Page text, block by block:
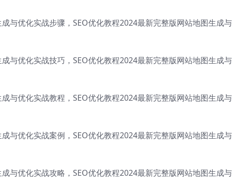
与优化实战步骤，SEO优化教程2024最新完整版网站地图生成
与优化实战技巧，SEO优化教程2024最新完整版网站地图生成
与优化实战教程，SEO优化教程2024最新完整版网站地图生成
与优化实战案例，SEO优化教程2024最新完整版网站地图生成
与优化实战攻略，SEO优化教程2024最新完整版网站地图生成